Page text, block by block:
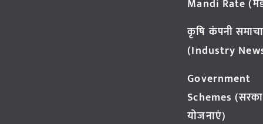
Mandi Rate
कृषि कंपनी
(Industry
Government
Schemes
योजनाएं)